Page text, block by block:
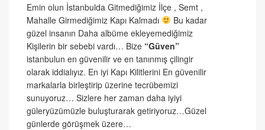
Emin olun İstanbulda Gitmediğimiz İlçe , Semt ,
Mahalle Girmediğimiz Kapı Kalmadı
Bu kadar
güzel insanın Daha albüme ekleyemediğimiz
Kişilerin bir sebebi vardı… Bize “Güven”
istanbulun en güvenilir ve en tanınmış çilingir
olarak iddialıyız. En iyi Kapı Kilitlerini En güvenilir
markalarla birleştirip üzerine tecrübemizi
sunuyoruz… Sizlere her zaman daha iyiyi
güleryüzümüzle buluşturarak getiriyoruz…Güzel
günlerde görüşmek üzere…